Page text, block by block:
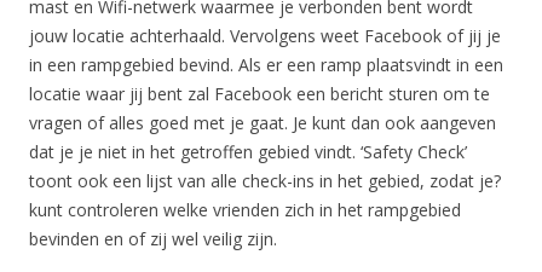
mast en Wifi-netwerk waarmee je verbonden bent wordt
jouw locatie achterhaald. Vervolgens weet Facebook of jij je
in een rampgebied bevind. Als er een ramp plaatsvindt in een
locatie waar jij bent zal Facebook een bericht sturen om te
vragen of alles goed met je gaat. Je kunt dan ook aangeven
dat je je niet in het getroffen gebied vindt. ‘Safety Check’
toont ook een lijst van alle check-ins in het gebied, zodat je?
kunt controleren welke vrienden zich in het rampgebied
bevinden en of zij wel veilig zijn.